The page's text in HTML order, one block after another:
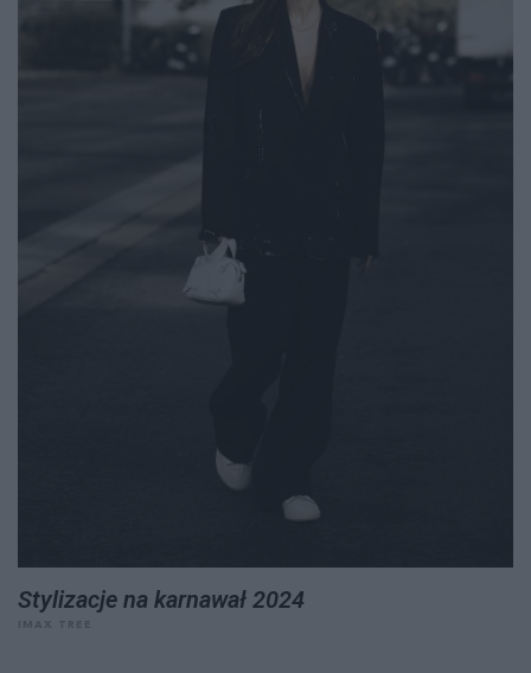
Stylizacje na karnawał 2024